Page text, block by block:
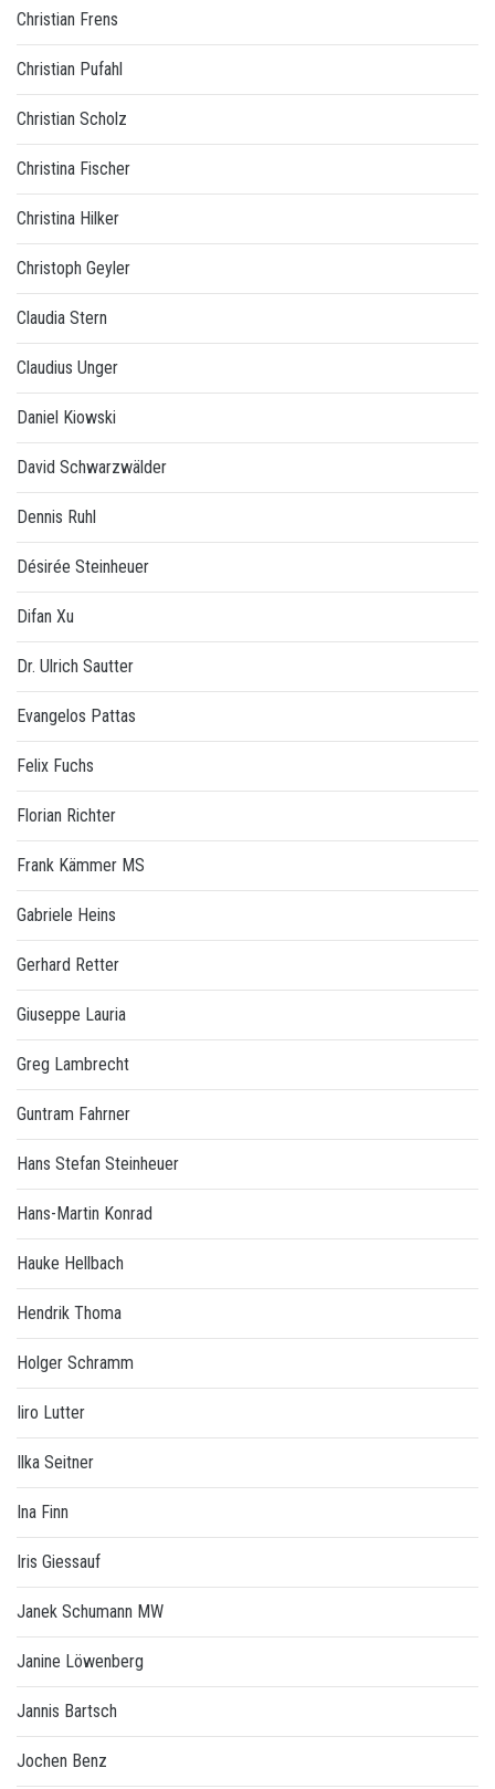
Christian Frens
Christian Pufahl
Christian Scholz
Christina Fischer
Christina Hilker
Christoph Geyler
Claudia Stern
Claudius Unger
Daniel Kiowski
David Schwarzwälder
Dennis Ruhl
Désirée Steinheuer
Difan Xu
Dr. Ulrich Sautter
Evangelos Pattas
Felix Fuchs
Florian Richter
Frank Kämmer MS
Gabriele Heins
Gerhard Retter
Giuseppe Lauria
Greg Lambrecht
Guntram Fahrner
Hans Stefan Steinheuer
Hans-Martin Konrad
Hauke Hellbach
Hendrik Thoma
Holger Schramm
Iiro Lutter
Ilka Seitner
Ina Finn
Iris Giessauf
Janek Schumann MW
Janine Löwenberg
Jannis Bartsch
Jochen Benz